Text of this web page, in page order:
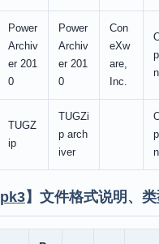
Power
Archiv
er 201
0
Power
Archiv
er 201
0
Con
eXw
are,
Inc.
n
TUGZ
ip
TUGZi
p arch
iver
n
pk3】文件格式说明、